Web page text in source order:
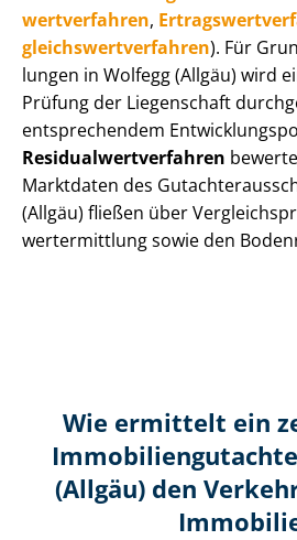
wert­ver­fah­ren,
gleichs­wert­ver­fah­ren). Für
lun­gen in Wolfegg (Allgäu) wird
Prüfung der Liegenschaft
entsprechendem
Re­si­du­al­wert­ver­fah­ren
Marktdaten des
(Allgäu) fließen über
wert­ermitt­lung sowie den
Wie ermittelt ein
(Allgäu) den